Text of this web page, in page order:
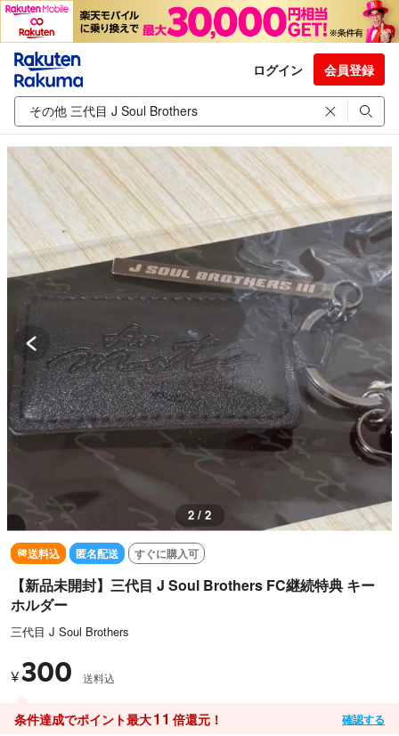
ログイン 会員登録
1 / 2
送料込 匿名配送 すぐに購入可
【新品未開封】三代目 J Soul Brothers FC継続特典 キー
ホルダー
三代目 J Soul Brothers
¥300 送料込
条件達成でポイント最大11 倍還元！ 確認する